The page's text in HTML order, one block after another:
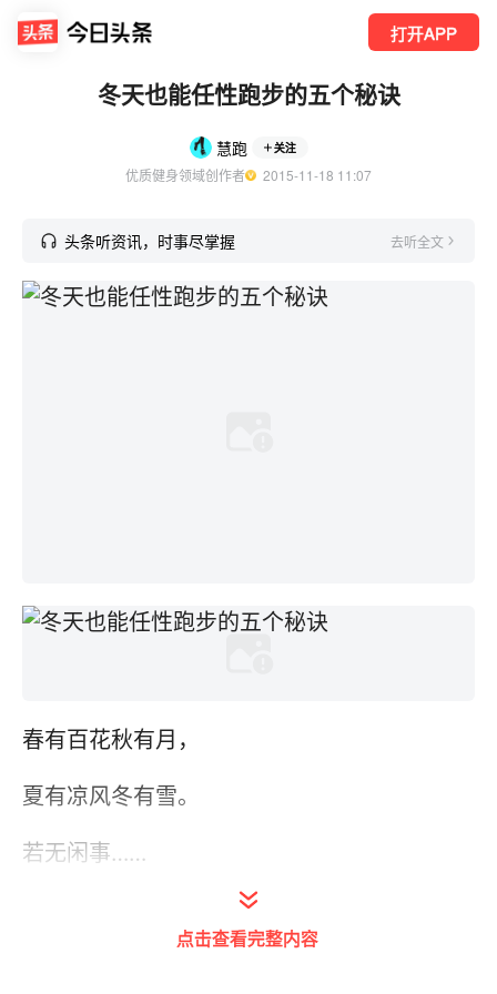
打开APP
冬天也能任性跑步的五个秘诀
慧跑 关注
优质健身领域创作者
  2015-11-18 11:07
头条听资讯，时事尽掌握 去听全文
春有百花秋有月，
夏有凉风冬有雪。
若无闲事……
点击查看完整内容